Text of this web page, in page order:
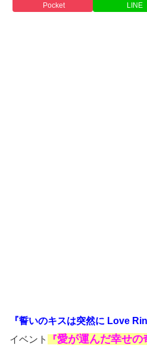
Pocket LINE
『誓いのキスは突然に Love
イベント
『愛が運んだ幸せの